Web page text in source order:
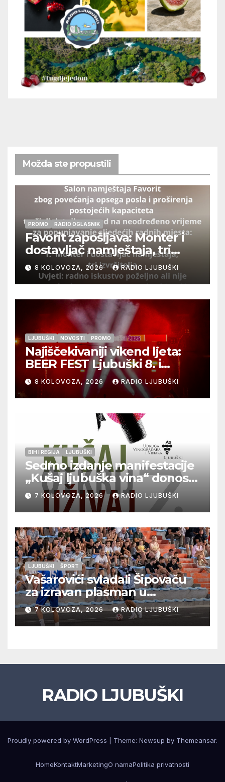
Možda ste propustili
PROMO RADIO OGLASNIK
Favorit zapošljava: Monter i
dostavljač namještaja, tri
izvršitelja
8 KOLOVOZA, 2026 RADIO LJUBUŠKI
LJUBUŠKI NOVOSTI PROMO
Najiščekivaniji vikend ljeta:
BEER FEST Ljubuški 8. i
9.kolovoza
8 KOLOVOZA, 2026 RADIO LJUBUŠKI
BIH I REGIJA LJUBUŠKI
Sedmo izdanje manifestacije
„Kušaj ljubuška vina“ donosi
vrhunska vina, gastronomiju i
glazbu
7 KOLOVOZA, 2026 RADIO LJUBUŠKI
LJUBUŠKI ŠPORT
Vašarovići svladali Šipovaču
za izravan plasman u
četvrtfinale, Grab izborio
prolazak dalje, Klobuk ispao,
večeras počinje četvrtfinale
7 KOLOVOZA, 2026 RADIO LJUBUŠKI
RADIO LJUBUŠKI
Proudly powered by WordPress Theme: Newsup by Themeansar.
HomeKontaktMarketingO namaPolitika privatnosti